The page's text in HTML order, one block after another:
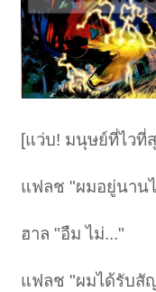
[แว่บ! มนุษย์ที่ไวที่
แฟลช "ผมอยู่นาน
ฮาล "อืม ไม่..."
แฟลช "ผมได้รับสั